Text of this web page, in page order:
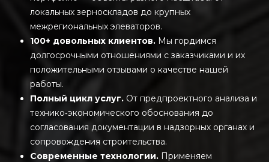
локальных зерноскладов до крупных
межрегиональных элеваторов.
100+ довольных клиентов. Мы гордимся
долгосрочными отношениями с заказчиками и их
положительными отзывами о качестве нашей
работы.
Полный цикл услуг. От предпроектного анализа и
технико‑экономического обоснования до
согласования документации в надзорных органах и
сопровождения строительства.
Современные технологии. Применяем